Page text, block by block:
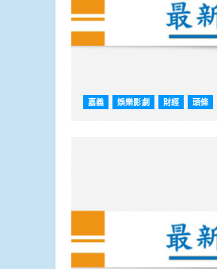
嘉義 娛樂影劇 財經 頭條